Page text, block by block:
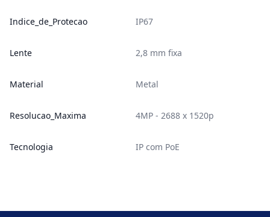
Indice_de_Protecao IP67
Lente 2,8 mm fixa
Material Metal
Resolucao_Maxima 4MP - 2688 x 1520p
Tecnologia IP com PoE